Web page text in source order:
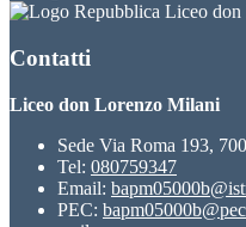
Liceo
Contatti
Liceo don Lorenzo Milani
Sede Via Roma 193,
Tel: 080759347
Email:
PEC: